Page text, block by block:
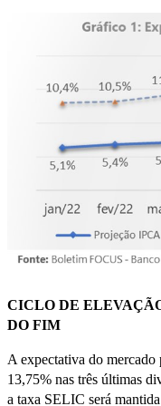
CICLO DE
DO FIM
A expectativa do mercado
13,75% nas três últimas
a taxa SELIC será